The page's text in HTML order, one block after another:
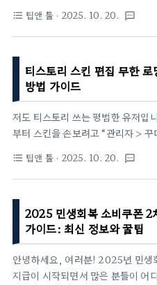
다.– 화면에 음성 인식 표시가 뜨고
되면, 리모컨(마이크) 자체는 정상
에서 인식이 되면, 문제는 유튜브
장 프로그램이 작동하지 않아 불편
면, 오늘 이 포스팅이 해답이 될 것
따라 할 수 있도록 단계별로 구성되
로 시크릿 모드와 확장 프로그램의
세요!시크릿 모드(Incognito
요?시크릿 모드를 켜는 이유와 활
는 구글 크롬 브라우저가 사용자의
로컬 기기에 저장하지 않도록 설계
단히 말해, '흔적 지우기' 모드라고
다.🔎 시크릿 모드를 사용하는 주된
호: 가족이나 친구와 공유하는 공
format_list_bulleted 팁앤 툴 · 2025. 10. 20. textsms
티스토리 스킨 편집 무한 로
방법 가이드
저도 티스토리 쓰는 평범한 유저
부터 스킨을 손보려고 “관리자 >
가 뭔가 잘못 건드렸나?’ 싶어서 이
데, 오늘(10/20)까지도 같은 상태
같은 걸 적으려는 게 아니라, 제가 실
들, 느낀 점, 지금 할 수 있는 최소
저도 빨리 고쳐졌으면 하는 마음입
들 – 시간 순■ 10/19 오후 — 첫
편집 열기 → 로딩 스피너만 빙글빙
열리겠지 하고 커피 한 잔 시간 보
format_list_bulleted 팁앤 툴 · 2025. 10. 20. textsms
2025 민생회복 소비쿠폰 2
가이드: 최신 정보와 꿀팁
안녕하세요, 여러분! 2025년 민생
지급이 시작되면서 많은 분들이 어